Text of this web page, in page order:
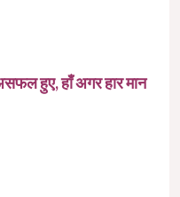
हुए, हाँ अगर हार मान